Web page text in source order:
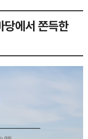
당에서 쫀득한